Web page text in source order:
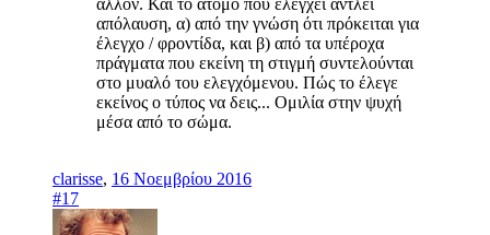
άλλον. Και το άτομο που ελέγχει αντλεί
απόλαυση, α) από την γνώση ότι πρόκειται για
έλεγχο / φροντίδα, και β) από τα υπέροχα
πράγματα που εκείνη τη στιγμή συντελούνται
στο μυαλό του ελεγχόμενου. Πώς το έλεγε
εκείνος ο τύπος να δεις... Ομιλία στην ψυχή
μέσα από το σώμα.
clarisse, 16 Νοεμβρίου 2016
#17